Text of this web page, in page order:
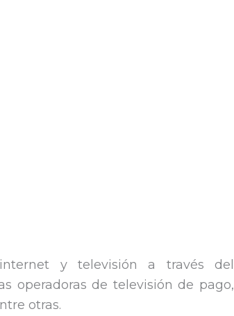
y televisión a través del
operadoras de televisión de pago,
otras.